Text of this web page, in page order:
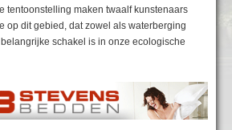
tentoonstelling maken twaalf kunstenaars
op dit gebied, dat zowel als waterberging
schakel is in onze ecologische